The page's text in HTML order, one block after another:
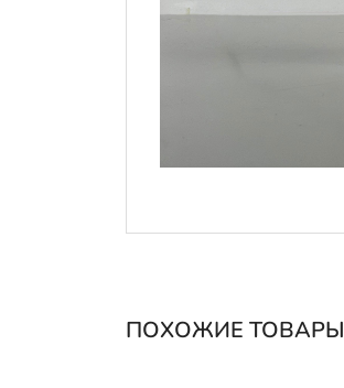
ПОХОЖИЕ ТОВАРЫ